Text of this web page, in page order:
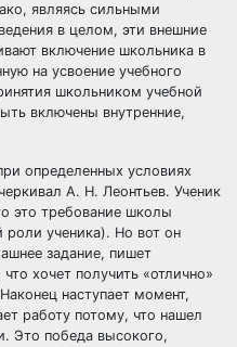
являясь сильными
в целом, эти внешние
включение школьника в
на усвоение учебного
школьником учебной
включены внутренние,
определенных условиях
А. Н. Леонтьев. Ученик
это требование школы
роли ученика). Но вот он
задание, пишет
хочет получить «отлично»
наступает момент,
работу потому, что нашел
Это победа высокого,